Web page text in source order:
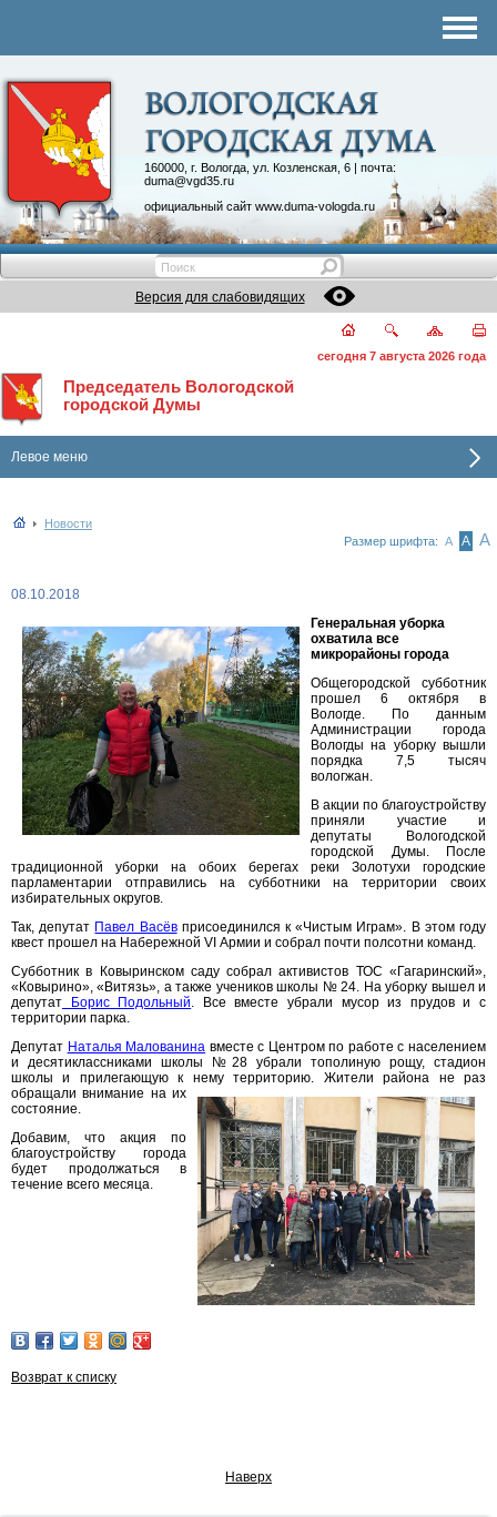
160000, г. Вологда, ул. Козленская, 6 | почта:
duma@vgd35.ru
официальный сайт www.duma-vologda.ru
Контакты
Депутатские объединения
Версия для слабовидящих
сегодня 7 августа 2026 года
Председатель Вологодской
городской Думы
Левое меню
Новости
Размер шрифта: А А А
08.10.2018
Генеральная уборка
охватила все
микрорайоны города
Общегородской субботник
прошел 6 октября в
Вологде. По данным
Администрации города
Вологды на уборку вышли
порядка 7,5 тысяч
вологжан.
В акции по благоустройству
приняли участие и
депутаты Вологодской
городской Думы. После
традиционной уборки на обоих берегах реки Золотухи городские
парламентарии отправились на субботники на территории своих
избирательных округов.
Так, депутат Павел Васёвприсоединился к «Чистым Играм». В этом году
квест прошел на Набережной VI Армии и собрал почти полсотни команд.
Субботник в Ковыринском саду собрал активистов ТОС «Гагаринский»,
«Ковырино», «Витязь», а также учеников школы № 24. На уборку вышел и
депутат Борис Подольный. Все вместе убрали мусор из прудов и с
территории парка.
Депутат Наталья Малованина вместе с Центром по работе с населением
и десятиклассниками школы №28 убрали тополиную рощу, стадион
школы и прилегающую к нему территорию. Жители района не раз
обращали внимание на их
состояние.
Добавим, что акция по
благоустройству города
будет продолжаться в
течение всего месяца.
Возврат к списку
Наверх